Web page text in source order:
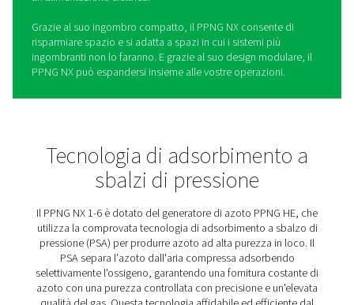
PPNG NX 1-6 Sistema di
pressione per il taglio laser
Il PPNG NX1-6 è il sistema di generazione di azoto in
progettato per il taglio laser. Fornisce un'erogazione
azoto con la giusta pressione, purezza e alta qualità
proteggere la testa laser e garantire risultati costanti,
livelli elevati di kilowatt. Che si tratti di tagliare lamiere
lamiere spesse, PPNG NX aumenta la velocità e la